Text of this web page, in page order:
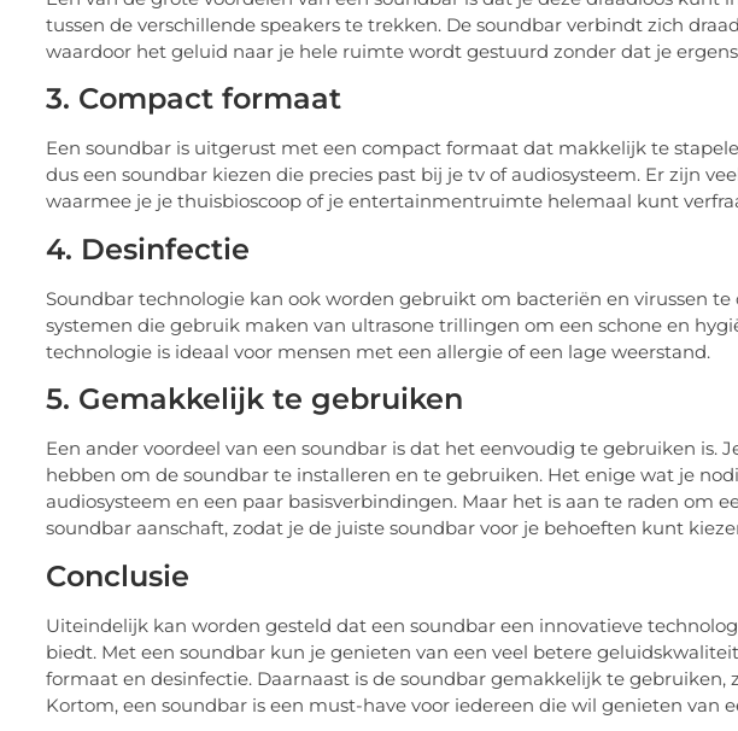
tussen de verschillende speakers te trekken. De soundbar verbindt zich
waardoor het geluid naar je hele ruimte wordt gestuurd zonder dat je
3. Compact formaat
Een soundbar is uitgerust met een compact formaat dat makkelijk te
dus een soundbar kiezen die precies past bij je tv of audiosysteem. Er zijn
waarmee je je thuisbioscoop of je entertainmentruimte helemaal kunt
4. Desinfectie
Soundbar technologie kan ook worden gebruikt om bacteriën en virussen te
systemen die gebruik maken van ultrasone trillingen om een schone en
technologie is ideaal voor mensen met een allergie of een lage weerstand.
5. Gemakkelijk te gebruiken
Een ander voordeel van een soundbar is dat het eenvoudig te gebruiken is.
hebben om de soundbar te installeren en te gebruiken. Het enige wat je
audiosysteem en een paar basisverbindingen. Maar het is aan te raden om
soundbar aanschaft, zodat je de juiste soundbar voor je behoeften kunt
Conclusie
Uiteindelijk kan worden gesteld dat een soundbar een innovatieve
biedt. Met een soundbar kun je genieten van een veel betere
formaat en desinfectie. Daarnaast is de soundbar gemakkelijk te gebruiken,
Kortom, een soundbar is een must-have voor iedereen die wil genieten van